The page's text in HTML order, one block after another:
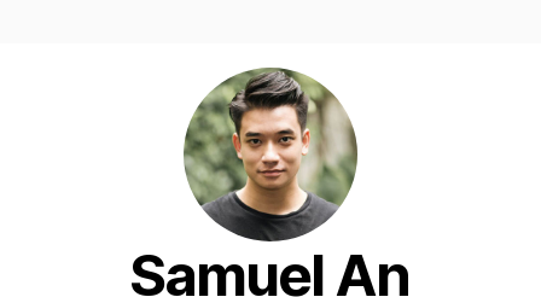
Samuel An